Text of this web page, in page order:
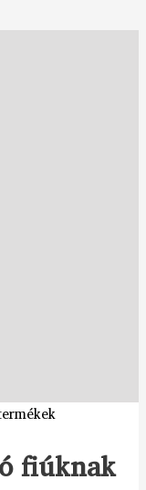
fiúknak